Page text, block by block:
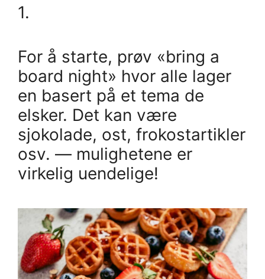
1.
For å starte, prøv «bring a
board night» hvor alle lager
en basert på et tema de
elsker. Det kan være
sjokolade, ost, frokostartikler
osv. — mulighetene er
virkelig uendelige!